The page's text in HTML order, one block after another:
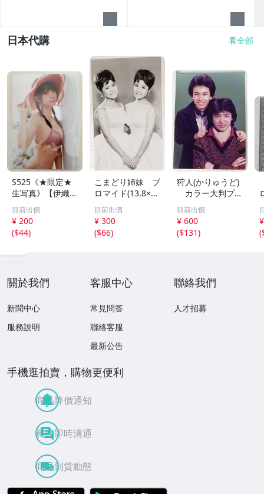
日本代購 看全部
S525《★限定★
生写真》【伊織も
え】ビッグコミッ
クスピリッツ 202
6年8月3日号 ★セ
ブンネット限定特
目前出價
¥ 200
($44)
こまどり姉妹 プ
ロマイド(13.8×8.
5cm) 1枚●bn.4
6
目前出價
¥ 300
($66)
狩人(かりゅうど)
カラー大判プロ
マイド(18×13cm)
1枚●bn.48
目前出價
¥ 600
($131)
(
關於我們
新聞中心
服務說明
客服中心
常見問答
聯絡客服
最新公告
聯絡我們
人才招募
手機逛拍賣，購物更便利
商品降價通知
買賣即時溝通
商品到貨動態